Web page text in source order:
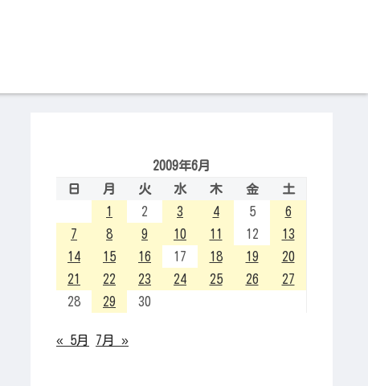
2009年6月
日
月 火 水 木 金
土
1
2 3 4 5
6
7
8 9 10 11 12
13
14
15 16 17 18 19
20
21
22 23 24 25 26
27
28
29 30
« 5月 7月 »